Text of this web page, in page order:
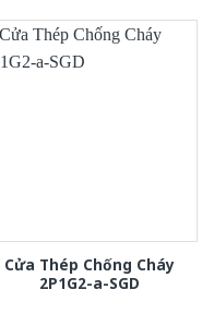
Cửa Thép Chống Cháy
2P1G2-a-SGD